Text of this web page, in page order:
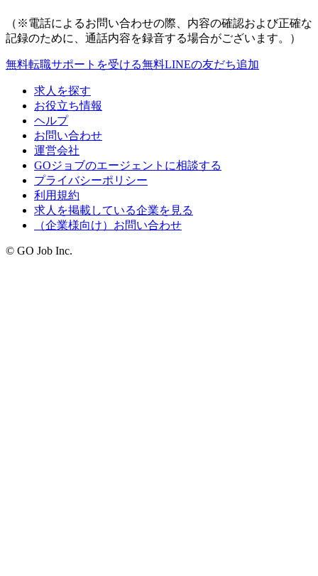
（※電話によるお問い合わせの際、内容の確認および正確な
記録のために、通話内容を録音する場合がございます。）
無料転職サポートを受ける無料LINEの友だち追加
求人を探す
お役立ち情報
ヘルプ
お問い合わせ
運営会社
GOジョブのエージェントに相談する
プライバシーポリシー
利用規約
求人を掲載している企業を見る
（企業様向け）お問い合わせ
© GO Job Inc.